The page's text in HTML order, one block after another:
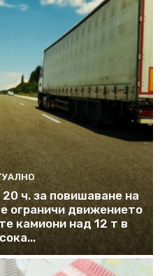
ч. за повишаване на
ограничи движението
камиони над 12 т в